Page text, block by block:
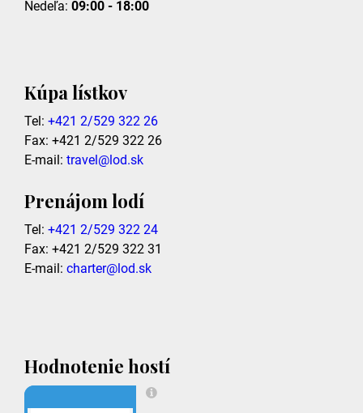
Nedeľa: 09:00 - 18:00
Kúpa lístkov
Tel: +421 2/529 322 26
Fax: +421 2/529 322 26
E-mail: travel@lod.sk
Prenájom lodí
Tel: +421 2/529 322 24
Fax: +421 2/529 322 31
E-mail: charter@lod.sk
Hodnotenie hostí